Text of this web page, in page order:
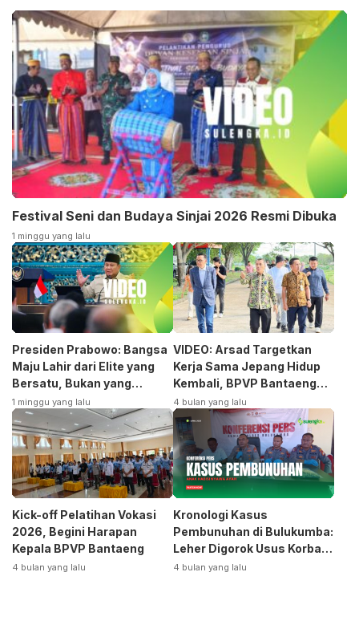
Festival Seni dan Budaya Sinjai 2026 Resmi Dibuka
1 minggu yang lalu
Presiden Prabowo: Bangsa
Maju Lahir dari Elite yang
Bersatu, Bukan yang
Terpecah
1 minggu yang lalu
VIDEO: Arsad Targetkan
Kerja Sama Jepang Hidup
Kembali, BPVP Bantaeng
Siap Bangkitkan Jurusan
Otomotif
4 bulan yang lalu
Kick-off Pelatihan Vokasi
2026, Begini Harapan
Kepala BPVP Bantaeng
4 bulan yang lalu
Kronologi Kasus
Pembunuhan di Bulukumba:
Leher Digorok Usus Korban
Dikeluarkan
4 bulan yang lalu